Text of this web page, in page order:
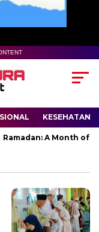
KESEHATAN
A Month of